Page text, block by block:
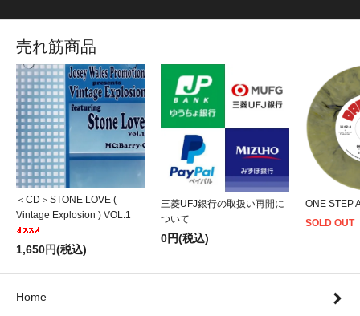
売れ筋商品
＜CD＞STONE LOVE (
Vintage Explosion ) VOL.1
1,650円(税込)
三菱UFJ銀行の取扱い再開に
ついて
0円(税込)
ONE STEP
SOLD OUT
Home